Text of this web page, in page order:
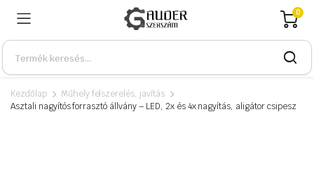
0
Kezdőlap
Műhely felszerelés, javítás
Asztali nagyítós forrasztó állvány – LED, 2x és 4x nagyítás, aligátor csipesz